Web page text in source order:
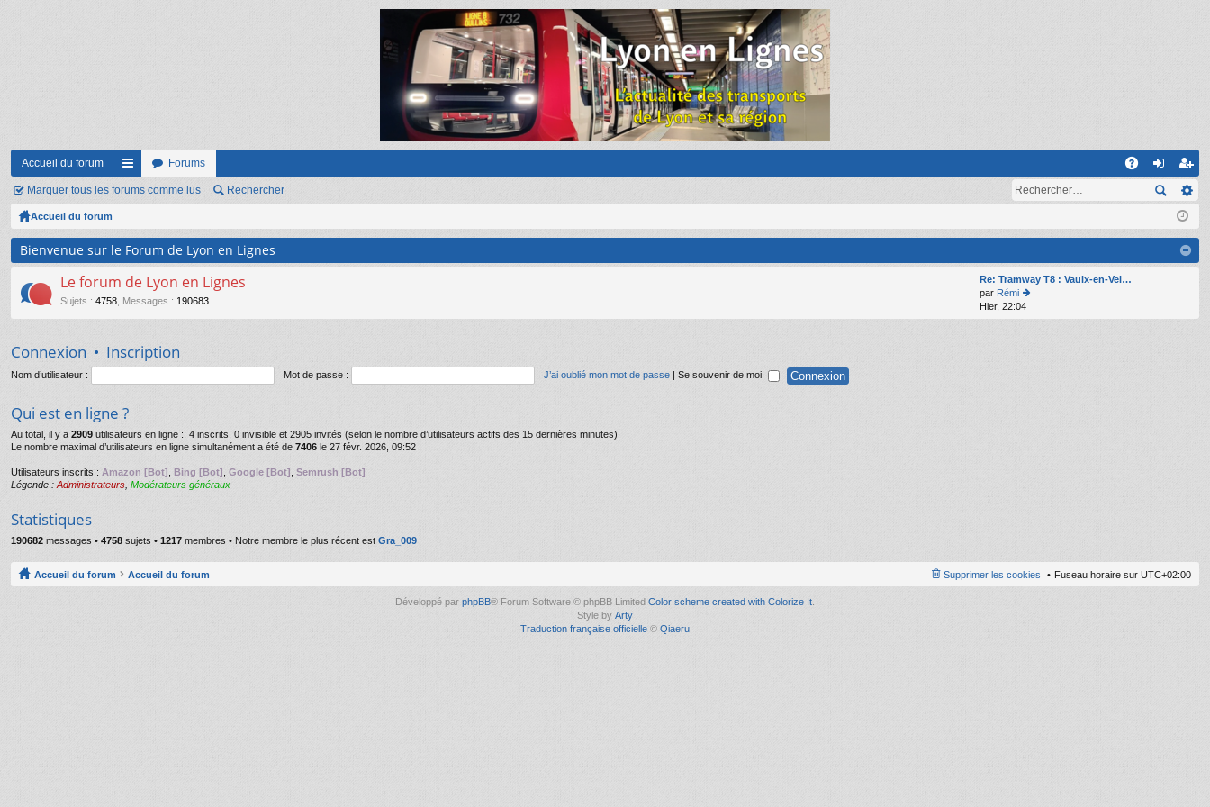
Accueil du forum
ac
ur
ci
s
Forums
on
on
ns
cri
pti
on
Marquer tous les forums comme lus Rechercher
Accueil du forum
Bienvenue sur le Forum de Lyon en Lignes
Le forum de Lyon en Lignes
Sujets : 4758 Messages : 190683
Re: Tramway T8 : Vaulx-en-Vel…
par Rémi
o
n
Hier, 22:04
Connexion • Inscription
Nom d’utilisateur : Mot de passe : J’ai oublié mon mot de passe | Se souvenir de moi
Qui est en ligne ?
Au total, il y a 2909 utilisateurs en ligne :: 4 inscrits, 0 invisible et 2905 invités (selon le nombre d’utilisateurs actifs des 15 dernières minutes)
Le nombre maximal d’utilisateurs en ligne simultanément a été de 7406 le 27 févr. 2026, 09:52
Utilisateurs inscrits : Amazon [Bot] Bing [Bot] Google [Bot] Semrush [Bot]
Légende : Administrateurs Modérateurs généraux
Statistiques
190682 messages • 4758 sujets • 1217 membres • Notre membre le plus récent est Gra_009
Accueil du forum Accueil du forum Fuseau horaire sur UTC+02:00
Supprimer les cookies
Développé par phpBB® Forum Software © phpBB Limited Color scheme created with Colorize It
Style by Arty
Traduction française officielle © Qiaeru